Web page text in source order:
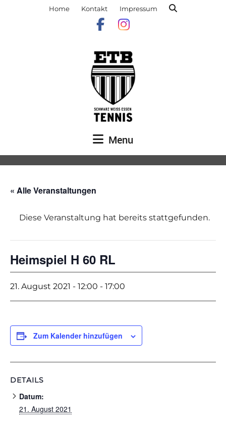
Home Kontakt Impressum
Menu
« Alle Veranstaltungen
Diese Veranstaltung hat bereits stattgefunden.
Heimspiel H 60 RL
21. August 2021 - 12:00 - 17:00
Zum Kalender hinzufügen
DETAILS
Datum:
21. August 2021